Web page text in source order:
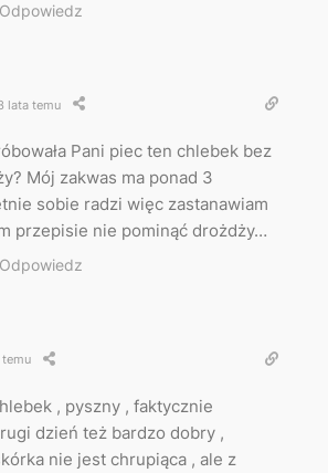
Odpowiedz
lata temu
Pani piec ten chlebek bez
Mój zakwas ma ponad 3
sobie radzi więc zastanawiam
przepisie nie pominąć drożdży…
Odpowiedz
temu
, pyszny , faktycznie
dzień też bardzo dobry ,
nie jest chrupiąca , ale z